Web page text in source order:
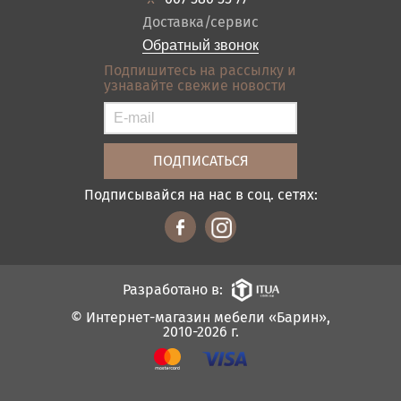
Акции
Оплата и доставка
Отзывы
Контакты
Карта сайта
Условия покупки
Доставка/сервис
Обратный звонок
Подпишитесь на рассылку и
узнавайте свежие новости
Подписывайся на нас в соц. сетях:
© Интернет-магазин мебели «Барин»,
2010-2026 г.
Разработано в: